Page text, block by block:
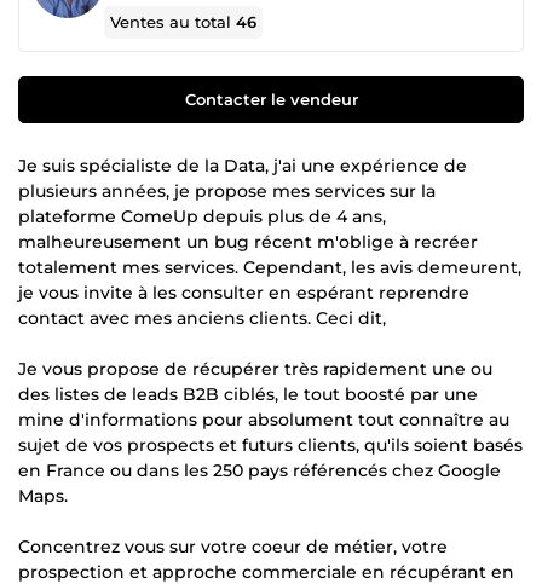
Ventes au total46
Contacter le vendeur
Je suis spécialiste de la Data, j'ai une expérience de
plusieurs années, je propose mes services sur la
plateforme ComeUp depuis plus de 4 ans,
malheureusement un bug récent m'oblige à recréer
totalement mes services. Cependant, les avis demeurent,
je vous invite à les consulter en espérant reprendre
contact avec mes anciens clients. Ceci dit,
Je vous propose de récupérer très rapidement une ou
des listes de leads B2B ciblés, le tout boosté par une
mine d'informations pour absolument tout connaître au
sujet de vos prospects et futurs clients, qu'ils soient basés
en France ou dans les 250 pays référencés chez Google
Maps.
Concentrez vous sur votre coeur de métier, votre
prospection et approche commerciale en récupérant en